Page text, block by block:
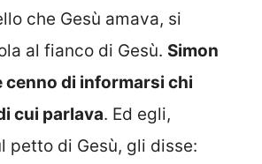
che Gesù amava, si
al fianco di Gesù. Simon
cenno di informarsi chi
cui parlava. Ed egli,
petto di Gesù, gli disse: